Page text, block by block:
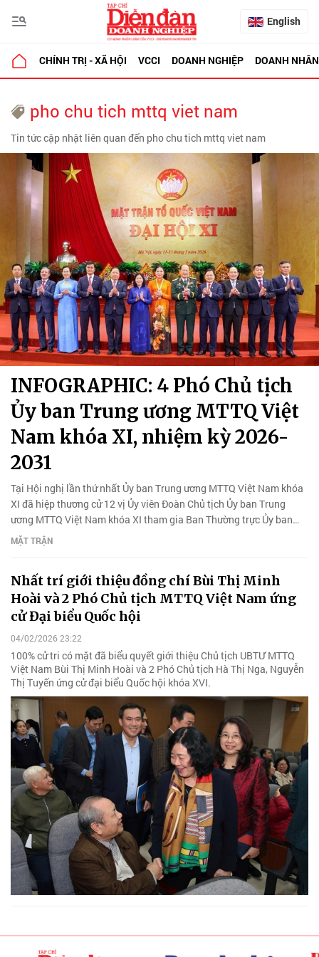
English
CHÍNH TRỊ - XÃ HỘI VCCI DOANH NGHIỆP DOANH NHÂN
pho chu tich mttq viet nam
Tin tức cập nhật liên quan đến pho chu tich mttq viet nam
INFOGRAPHIC: 4 Phó Chủ tịch
Ủy ban Trung ương MTTQ Việt
Nam khóa XI, nhiệm kỳ 2026-
2031
Tại Hội nghị lần thứ nhất Ủy ban Trung ương MTTQ Việt Nam khóa
XI đã hiệp thương cử 12 vị Ủy viên Đoàn Chủ tịch Ủy ban Trung
ương MTTQ Việt Nam khóa XI tham gia Ban Thường trực Ủy ban
MTTQ VN khóa XI.
MẶT TRẬN
Nhất trí giới thiệu đồng chí Bùi Thị Minh
Hoài và 2 Phó Chủ tịch MTTQ Việt Nam ứng
cử Đại biểu Quốc hội
04/02/2026 23:22
100% cử tri có mặt đã biểu quyết giới thiệu Chủ tịch UBTƯ MTTQ
Việt Nam Bùi Thị Minh Hoài và 2 Phó Chủ tịch Hà Thị Nga, Nguyễn
Thị Tuyến ứng cử đại biểu Quốc hội khóa XVI.